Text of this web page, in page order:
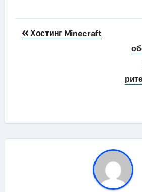
Навигация
Хостинг Minecraft